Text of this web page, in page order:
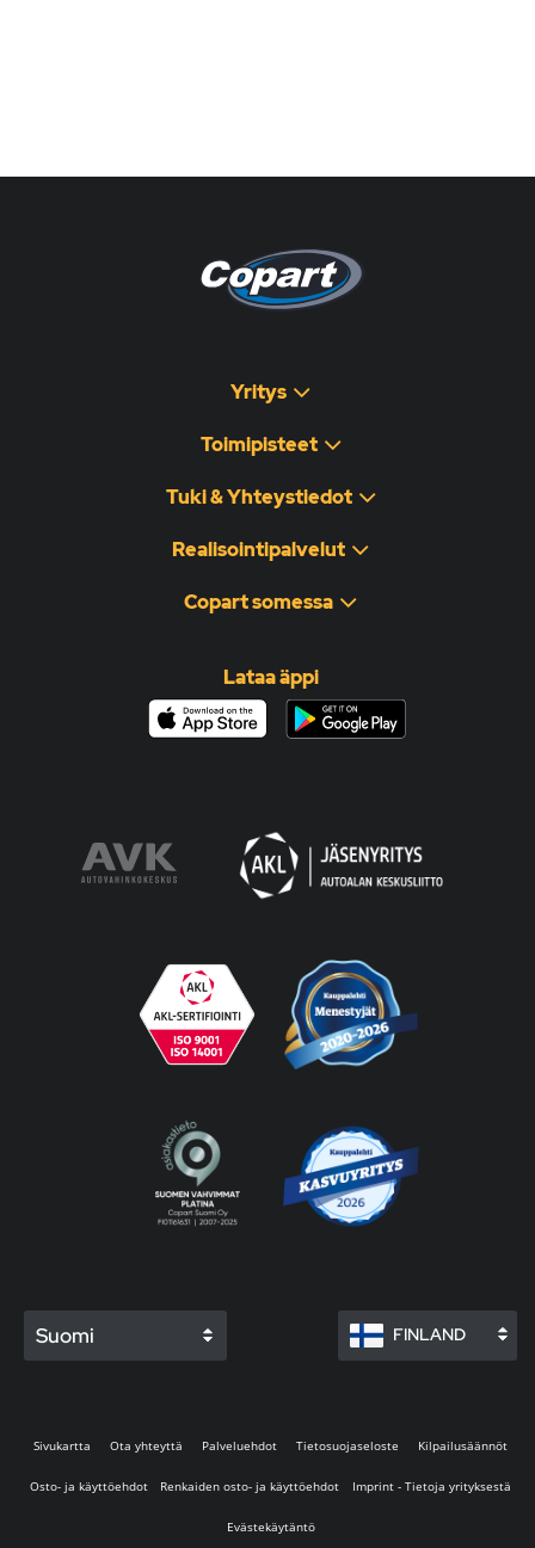
Yritys
Toimipisteet
Tuki & Yhteystiedot
Realisointipalvelut
Copart somessa
Lataa äppi
Suomi FINLAND
Sivukartta Ota yhteyttä Palveluehdot Tietosuojaseloste Kilpailusäännöt
Osto- ja käyttöehdot Renkaiden osto- ja käyttöehdot Imprint - Tietoja yrityksestä
Evästekäytäntö